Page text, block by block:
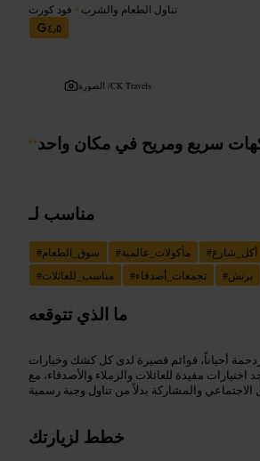
تناول الطعام والشرب • فود كورت
٤٫٥
الصورة /CK Travels
“سريع ومريح في مكان واحد
مناسب لـ
#سوق_الطعام #مأكولات_عالمية #أكل_شارع
#مناسب_للعائلات #تجمعات_أصدقاء #برنش
ما الذي تتوقعه
أحياناً، قوائم قصيرة لدى كل كشك وخيارات
مفيدة للعائلات والزملاء والأصدقاء، مع
خطط لزيارتك